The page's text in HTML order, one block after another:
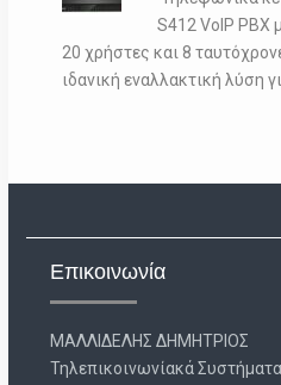
S412 VoIP PBX
20 χρήστες και 8
ιδανική εναλλακτική λύση
Επικοινωνία
ΜΑΛΛΙΔΕΛΗΣ ΔΗΜΗΤΡΙΟΣ
Τηλεπικοινωνίακά Συστήματα